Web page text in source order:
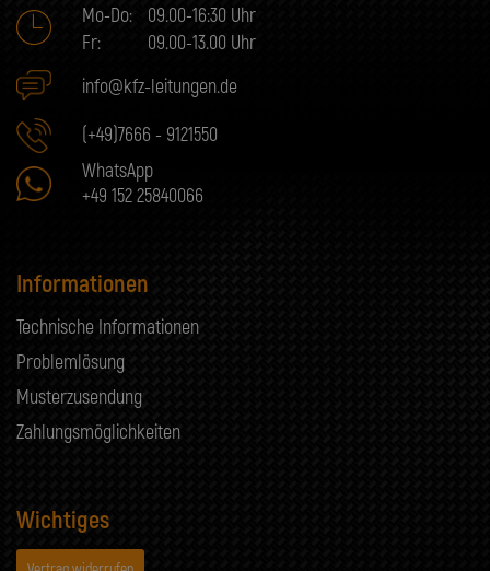
Mo-Do:
09.00-16:30 Uhr
Fr:
09.00-13.00 Uhr
info@kfz-leitungen.de
(+49)7666 - 9121550
WhatsApp
+49 152 25840066
Informationen
Technische Informationen
Problemlösung
Musterzusendung
Zahlungsmöglichkeiten
Wichtiges